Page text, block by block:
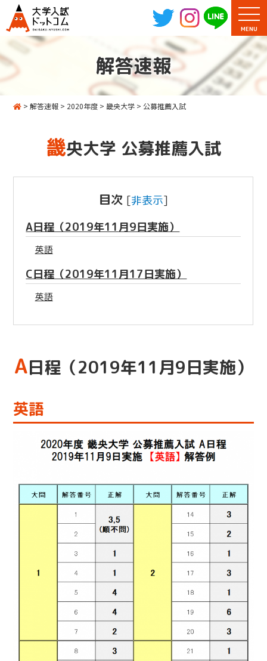
MENU
解答速報
>解答速報 > 2020年度 > 畿央大学 >公募推薦入試
畿央大学 公募推薦入試
目次 [非表示]
A日程（2019年11月9日実施）
英語
C日程（2019年11月17日実施）
英語
A日程（2019年11月9日実施）
英語